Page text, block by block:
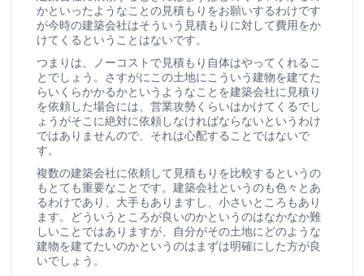
かといったようなことの見積もりをお願いするわけです
が今時の建築会社はそういう見積もりに対して費用をか
けてくるということはないです。
つまりは、ノーコストで見積もり自体はやってくれるこ
とでしょう。さすがにこの土地にこういう建物を建てた
らいくらかかるかというようなことを建築会社に見積り
を依頼した場合には、営業攻勢くらいはかけてくるでし
ょうがそこに絶対に依頼しなければならないというわけ
ではありませんので、それは心配することではないで
す。
複数の建築会社に依頼して見積もりを比較するというの
もとても重要なことです。建築会社というのも色々とあ
るわけであり、大手もありますし、小さいところもあり
ます。どういうところが良いのかというのはなかなか難
しいことではありますが、自分がその土地にどのような
建物を建てたいのかというのはまずは明確にした方が良
いでしょう。